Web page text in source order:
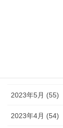
2023年5月 (55)
2023年4月 (54)